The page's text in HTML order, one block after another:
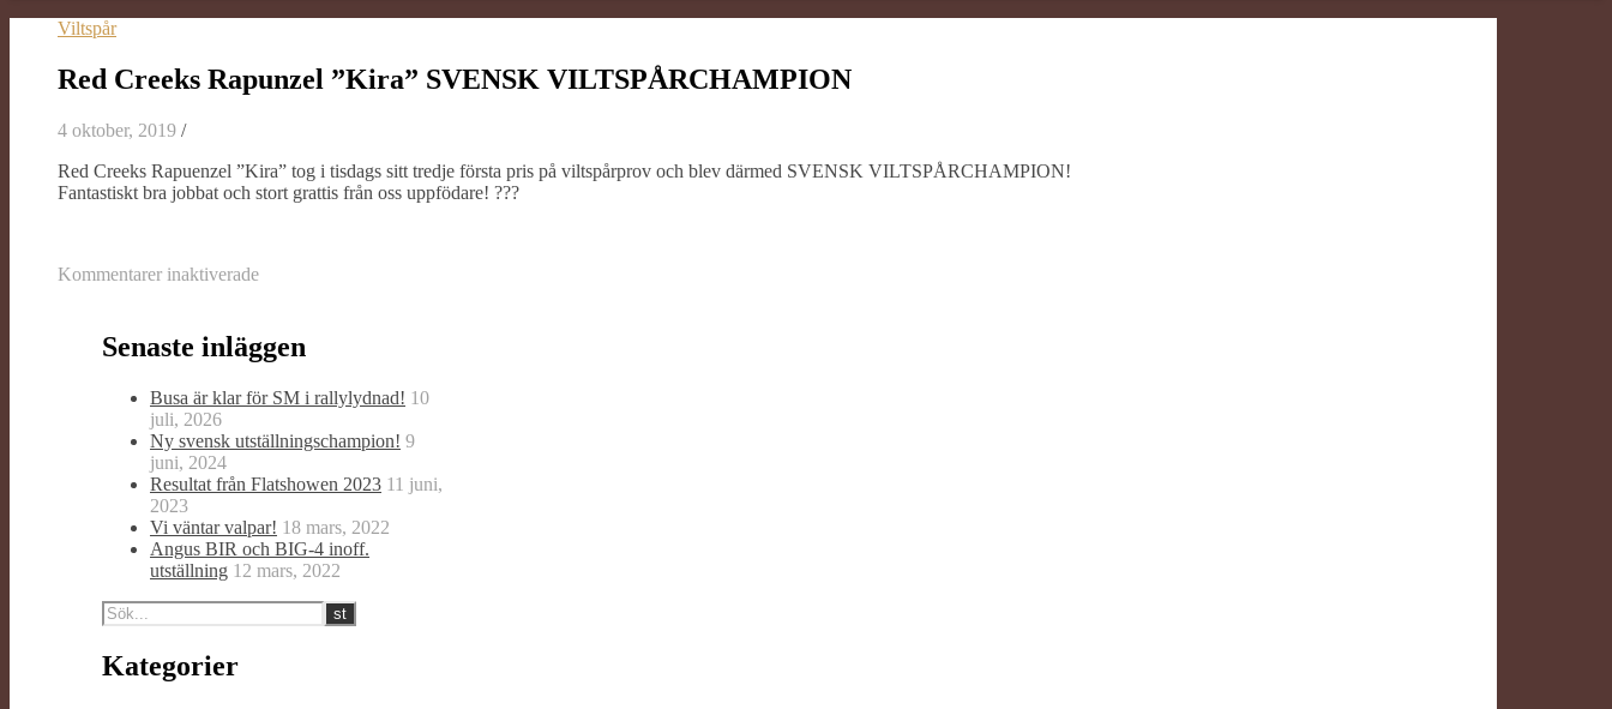
Viltspår
Red Creeks Rapunzel ”Kira” SVENSK VILTSPÅRCHAMPION
4 oktober, 2019 /
Red Creeks Rapuenzel ”Kira” tog i tisdags sitt tredje första pris på viltspårprov och blev därmed SVENSK VILTSPÅRCHAMPION!
Fantastiskt bra jobbat och stort grattis från oss uppfödare! ???
Kommentarer inaktiveradeför
Rapunzel
”Kira”
VILTSPÅRCHAMPION
Senaste inläggen
Busa är klar för SM i rallylydnad! 10
juli, 2026
Ny svensk utställningschampion! 9
juni, 2024
Resultat från Flatshowen 2023 11 juni,
2023
Vi väntar valpar! 18 mars, 2022
Angus BIR och BIG-4 inoff.
utställning 12 mars, 2022
Kategorier